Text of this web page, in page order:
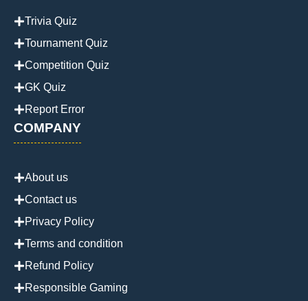
Trivia Quiz
Tournament Quiz
Competition Quiz
GK Quiz
Report Error
COMPANY
About us
Contact us
Privacy Policy
Terms and condition
Refund Policy
Responsible Gaming